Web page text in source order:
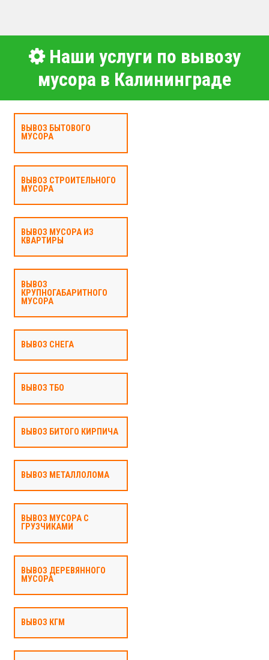
Наши услуги по вывозу
мусора в Калининграде
ВЫВОЗ БЫТОВОГО
МУСОРА
ВЫВОЗ СТРОИТЕЛЬНОГО
МУСОРА
ВЫВОЗ МУСОРА ИЗ
КВАРТИРЫ
ВЫВОЗ
КРУПНОГАБАРИТНОГО
МУСОРА
ВЫВОЗ СНЕГА
ВЫВОЗ ТБО
ВЫВОЗ БИТОГО КИРПИЧА
ВЫВОЗ МЕТАЛЛОЛОМА
ВЫВОЗ МУСОРА С
ГРУЗЧИКАМИ
ВЫВОЗ ДЕРЕВЯННОГО
МУСОРА
ВЫВОЗ КГМ